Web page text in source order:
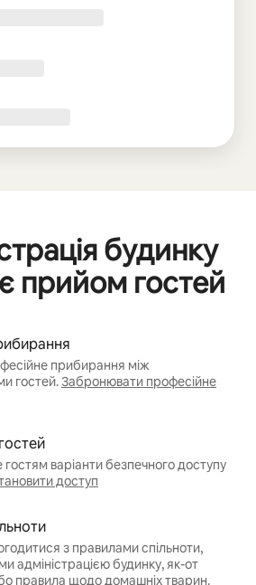
будинку
прийом гостей
прибирання між
гостей. Забронювати професійне
варіанти безпечного доступу
доступ
з правилами спільноти,
адміністрацією будинку, як-от
правила щодо домашніх тварин.